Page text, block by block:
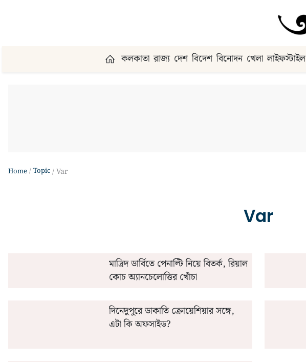
কলকাতা রাজ্য দেশ বিদেশ বিনোদন খেলা লাইফস্টাইল
Home Topic Var
Var
মাদ্রিদ ডার্বিতে পেনাল্টি নিয়ে বিতর্ক, রিয়াল
কোচ অ্যানচেলোত্তির খোঁচা
দিনেদুপুরে ডাকাতি ক্রোয়েশিয়ার সঙ্গে,
এটা কি অফসাইড?